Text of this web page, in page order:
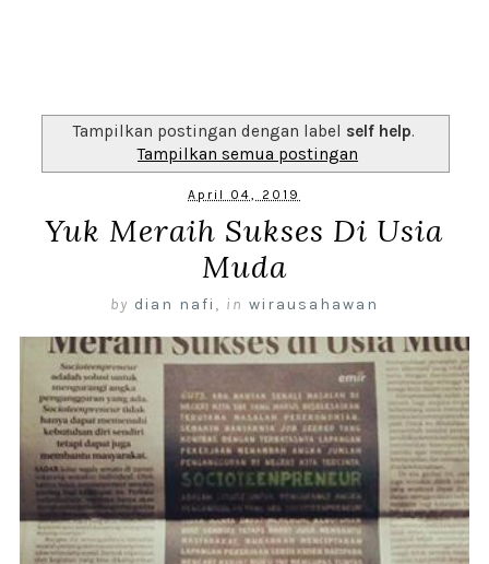
Tampilkan postingan dengan label self help.
Tampilkan semua postingan
April 04, 2019
Yuk Meraih Sukses Di Usia
Muda
by dian nafi , in wirausahawan